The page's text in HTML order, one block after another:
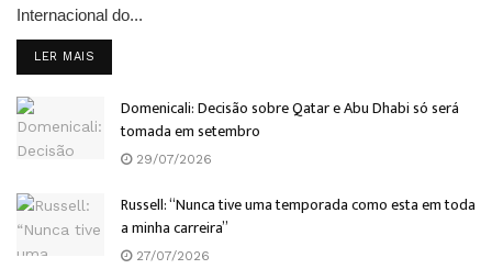
Internacional do...
LER MAIS
Domenicali: Decisão sobre Qatar e Abu Dhabi só será
tomada em setembro
29/07/2026
Russell: “Nunca tive uma temporada como esta em toda
a minha carreira”
27/07/2026